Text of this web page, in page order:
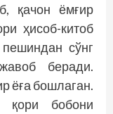
қачон ёмғир
ҳисоб-китоб
сўнг
беради.
ёға бошлаган.
қори бобони